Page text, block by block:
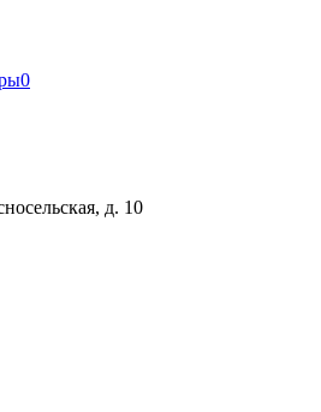
0
д. 10